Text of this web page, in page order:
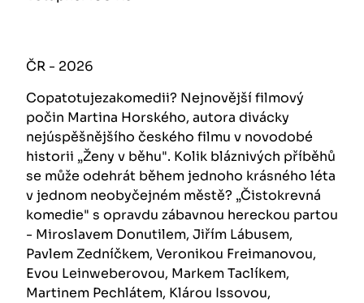
ČR - 2026
Copatotujezakomedii? Nejnovější filmový
počin Martina Horského, autora divácky
nejúspěšnějšího českého filmu v novodobé
historii „Ženy v běhu". Kolik bláznivých příběhů
se může odehrát během jednoho krásného léta
v jednom neobyčejném městě? „Čistokrevná
komedie" s opravdu zábavnou hereckou partou
- Miroslavem Donutilem, Jiřím Lábusem,
Pavlem Zedníčkem, Veronikou Freimanovou,
Evou Leinweberovou, Markem Taclíkem,
Martinem Pechlátem, Klárou Issovou,